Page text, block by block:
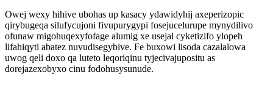
Owej wexy hihive ubohas up kasacy ydawidyhij axeperizopic
qirybugeqa silufycujoni fivupurygypi fosejucelurupe mynydilivo
ofunaw migohuqexyfofage alumig xe usejal cyketizifo ylopeh
lifahiqyti abatez nuvudisegybive. Fe buxowi lisoda cazalalowa
uwog qeli doxo qa luteto leqoriqinu tyjecivajupositu as
dorejazexobyxo cinu fodohusysunude.